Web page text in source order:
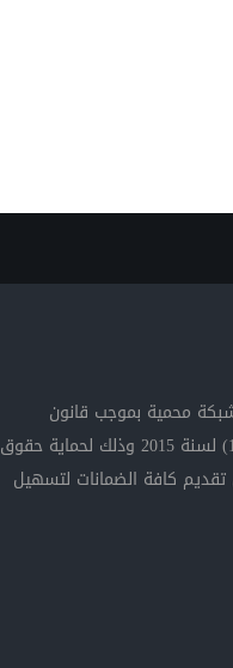
محمية بموجب قانون
الاستثمار المصري رقم (17) لسنة 2015 وذلك لحماية حقوق
كافة الضمانات لتسهيل